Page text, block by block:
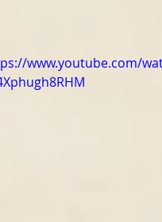
www.youtube.com/